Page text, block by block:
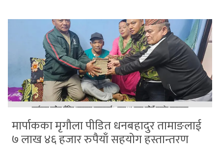
मार्पाकका मृगौला पीडित धनबहादुर तामाङलाई
७ लाख ४६ हजार रुपैयाँ सहयोग हस्तान्तरण